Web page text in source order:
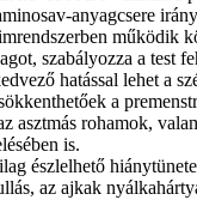
anyagcsere
működik
szabályozza a test
hatással lehet a
a
asztmás rohamok,
is.
észlelhető
az ajkak